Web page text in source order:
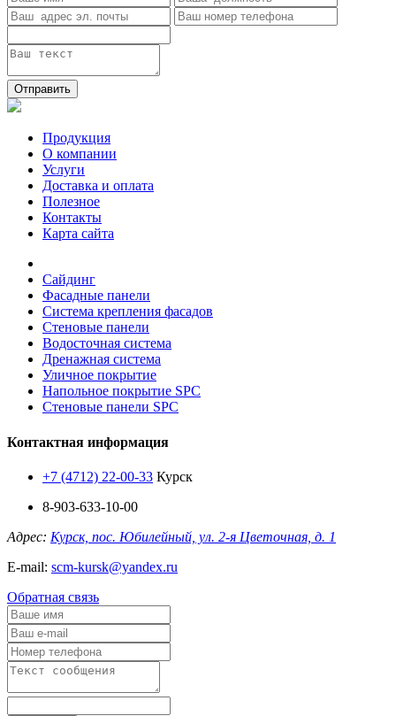
Отправить
Продукция
О компании
Услуги
Доставка и оплата
Полезное
Контакты
Карта сайта
Сайдинг
Фасадные панели
Система крепления фасадов
Стеновые панели
Водосточная система
Дренажная система
Уличное покрытие
Напольное покрытие SPC
Стеновые панели SPC
Контактная информация
+7 (4712) 22-00-33 Курск
8-903-633-10-00
Адрес: Курск, пос. Юбилейный, ул. 2-я Цветочная, д. 1
E-mail: scm-kursk@yandex.ru
Обратная связь